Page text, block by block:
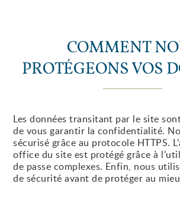
COMMENT
PROTÉGEONS VOS
Les données transitant par le site
de vous garantir la confidentialité.
sécurisé grâce au protocole HTTPS.
office du site est protégé grâce à
de passe complexes. Enfin, nous
de sécurité avant de protéger au